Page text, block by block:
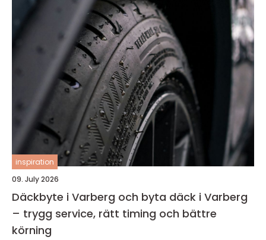
inspiration
09. July 2026
Däckbyte i Varberg och byta däck i Varberg
– trygg service, rätt timing och bättre
körning